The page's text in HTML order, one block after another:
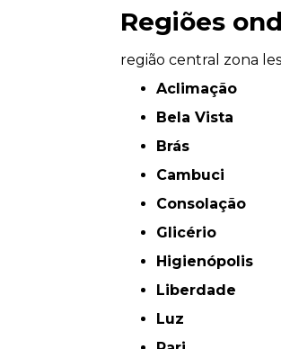
Regiões
região central zona
Aclimação
Bela Vista
Brás
Cambuci
Consolação
Glicério
Higienópolis
Liberdade
Luz